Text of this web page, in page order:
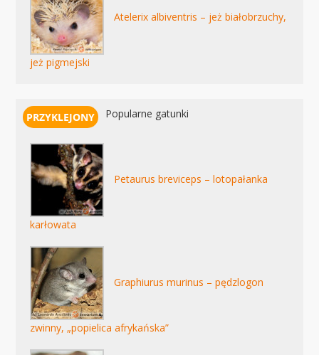
Atelerix albiventris – jeż białobrzuchy,
jeż pigmejski
Popularne gatunki
Petaurus breviceps – lotopałanka
karłowata
Graphiurus murinus – pędzlogon
zwinny, „popielica afrykańska”